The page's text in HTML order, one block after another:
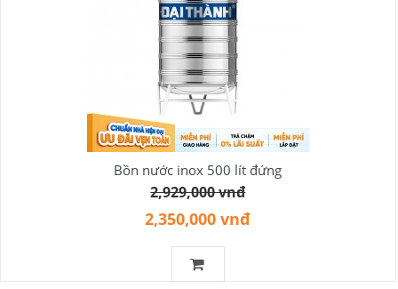
Bồn nước inox 500 lít đứng
2,929,000 vnđ
2,350,000 vnđ